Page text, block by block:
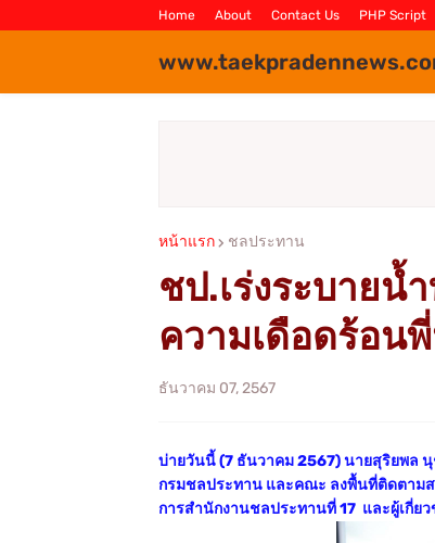
Home About Contact Us PHP Script
หน้าแรก ชลประทาน
ชป.เร่งระบายน้
ความเดือดร้อน
ธันวาคม 07, 2567
บ่ายวันนี้ (7 ธันวาคม 2567) นายสุริยพล
กรมชลประทาน และคณะ ลงพื้นที่ติดตาม
การสำนักงานชลประทานที่ 17 และผู้เกี่ย